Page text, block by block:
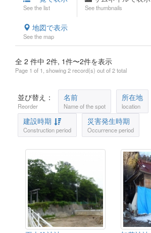
See the list See thumbnails
地図で表示
See the map
全 2 件中 2件, 1件〜2件を表示
Page 1 of 1, showing 2 record(s) out of 2 total
並び替え：
Reorder
名前
Name of the spot
所在地
location
建設時期
Construction period
災害発生時期
Occurrence period